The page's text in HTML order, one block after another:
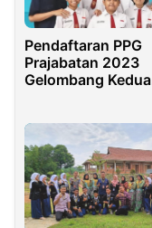
Pendaftaran PPG
Prajabatan 2023
Gelombang Kedua